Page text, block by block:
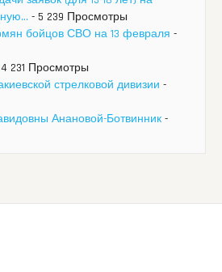
- 5 239 Просмотры
бойцов СВО на 13 февраля -
231 Просмотры
стрелковой дивизии -
Анановой-Ботвинник -